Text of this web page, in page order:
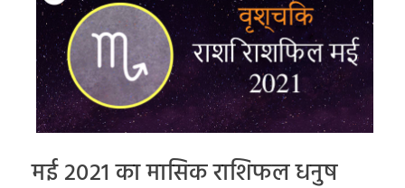
मई 2021 का मासिक राशिफल धनुष